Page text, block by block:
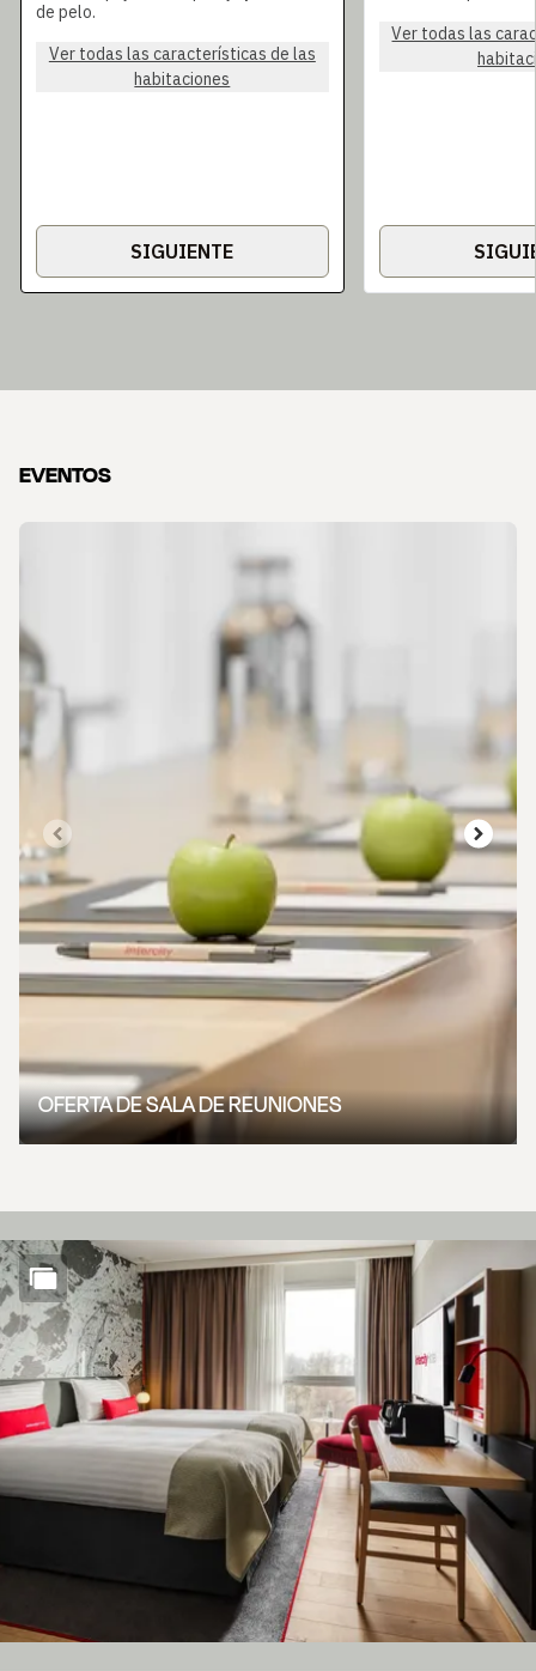
de pelo.
Ver todas las características de las
habitaciones
SIGUIENTE
Ver todas las
EVENTOS
OFERTA DE SALA DE REUNIONES